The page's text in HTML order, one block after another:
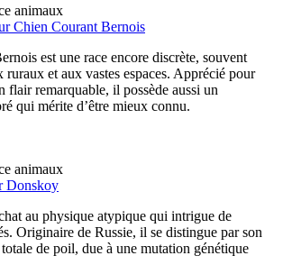
animaux
Chien Courant Bernois
est une race encore discrète, souvent
ruraux et aux vastes espaces. Apprécié pour
flair remarquable, il possède aussi un
qui mérite d’être mieux connu.
animaux
Donskoy
au physique atypique qui intrigue de
Originaire de Russie, il se distingue par son
de poil, due à une mutation génétique